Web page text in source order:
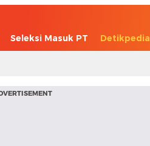
Seleksi Masuk PT Detikpedia